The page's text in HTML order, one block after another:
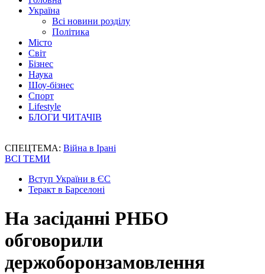
Україна
Всі новини розділу
Політика
Місто
Світ
Бізнес
Наука
Шоу-бізнес
Спорт
Lifestyle
БЛОГИ ЧИТАЧІВ
СПЕЦТЕМА: Війна в Ірані
ВСІ ТЕМИ
Вступ України в ЄС
Теракт в Барселоні
На засіданні РНБО
обговорили
держоборонзамовлення